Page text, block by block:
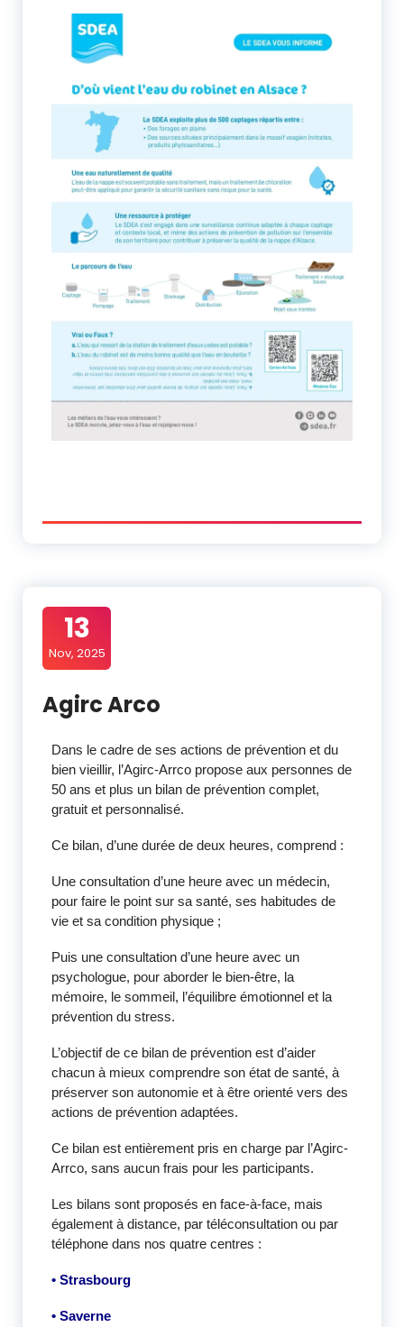
13
Nov, 2025
Agirc Arco
Dans le cadre de ses actions de prévention et du
bien vieillir, l’Agirc-Arrco propose aux personnes de
50 ans et plus un bilan de prévention complet,
gratuit et personnalisé.
Ce bilan, d’une durée de deux heures, comprend :
Une consultation d’une heure avec un médecin,
pour faire le point sur sa santé, ses habitudes de
vie et sa condition physique ;
Puis une consultation d’une heure avec un
psychologue, pour aborder le bien-être, la
mémoire, le sommeil, l’équilibre émotionnel et la
prévention du stress.
L’objectif de ce bilan de prévention est d’aider
chacun à mieux comprendre son état de santé, à
préserver son autonomie et à être orienté vers des
actions de prévention adaptées.
Ce bilan est entièrement pris en charge par l’Agirc-
Arrco, sans aucun frais pour les participants.
Les bilans sont proposés en face-à-face, mais
également à distance, par téléconsultation ou par
téléphone dans nos quatre centres :
• Strasbourg
• Saverne